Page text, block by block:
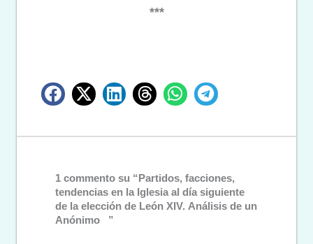
***
1 commento su “Partidos, facciones,
tendencias en la Iglesia al día siguiente
de la elección de León XIV. Análisis de un
Anónimo ”